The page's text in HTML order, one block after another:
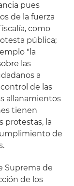
pues
de la fuerza
como
pública;
"la
las
a
de las
allanamientos
tienen
protestas, la
de
Suprema de
de los